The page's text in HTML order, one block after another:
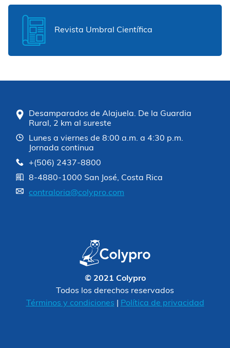
Revista Umbral Científica
Desamparados de Alajuela. De la Guardia
Rural, 2 km al sureste
Lunes a viernes de 8:00 a.m. a 4:30 p.m.
Jornada continua
+(506) 2437-8800
8-4880-1000 San José, Costa Rica
contraloria@colypro.com
© 2021 Colypro
Todos los derechos reservados
Términos y condiciones
Política de privacidad